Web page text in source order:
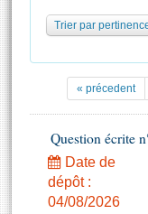
Pétitions
Projets de loi
Propositions de loi
Amendements
Textes adoptés
Statistiques et
Documents
( Constitution |
Histoire
Juniors
La Bibliothèque
Contacts et
Photos libres
Trier par
« précedent
Question écrite
Date de
dépôt :
04/08/2026